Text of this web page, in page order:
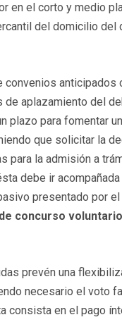
en el corto y medio
del domicilio del
convenios
aplazamiento del
plazo para fomentar
que solicitar la
para la admisión a
debe ir
presentado por
concurso
prevén una
necesario el voto
consista en el pago